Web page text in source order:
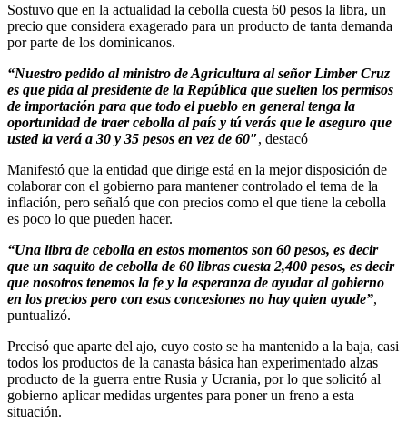
Sostuvo que en la actualidad la cebolla cuesta 60 pesos la libra, un
precio que considera exagerado para un producto de tanta demanda
por parte de los dominicanos.
“Nuestro pedido al ministro de Agricultura al señor Limber Cruz
es que pida al presidente de la República que suelten los permisos
de importación para que todo el pueblo en general tenga la
oportunidad de traer cebolla al país y tú verás que le aseguro que
usted la verá a 30 y 35 pesos en vez de 60″, destacó
Manifestó que la entidad que dirige está en la mejor disposición de
colaborar con el gobierno para mantener controlado el tema de la
inflación, pero señaló que con precios como el que tiene la cebolla
es poco lo que pueden hacer.
“Una libra de cebolla en estos momentos son 60 pesos, es decir
que un saquito de cebolla de 60 libras cuesta 2,400 pesos, es decir
que nosotros tenemos la fe y la esperanza de ayudar al gobierno
en los precios pero con esas concesiones no hay quien ayude”,
puntualizó.
Precisó que aparte del ajo, cuyo costo se ha mantenido a la baja, casi
todos los productos de la canasta básica han experimentado alzas
producto de la guerra entre Rusia y Ucrania, por lo que solicitó al
gobierno aplicar medidas urgentes para poner un freno a esta
situación.